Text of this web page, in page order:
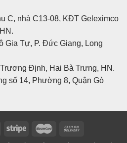
C, nhà C13-08, KĐT Geleximco
Gia Tự, P. Đức Giang, Long
Định, Hai Bà Trưng, HN.
số 14, Phường 8, Quận Gò